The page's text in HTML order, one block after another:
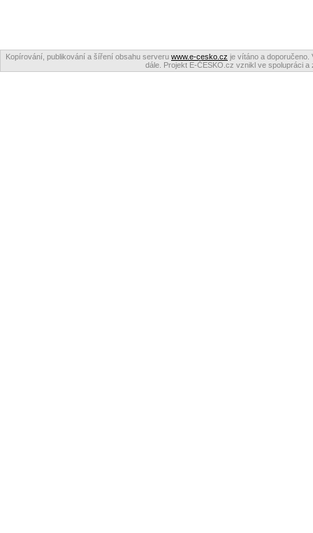
Kopírování, publikování a šíření obsahu serveru www.e-cesko.cz je vítáno a doporučeno.
dále. Projekt E-ČESKO.cz vznikl ve spolupráci